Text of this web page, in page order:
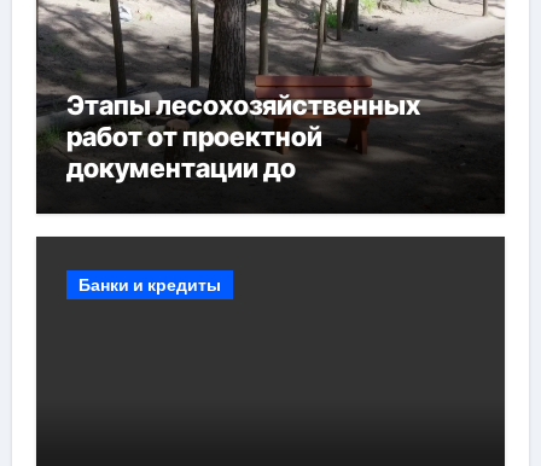
Этапы лесохозяйственных
работ от проектной
документации до
мероприятий и обустройства
Банки и кредиты